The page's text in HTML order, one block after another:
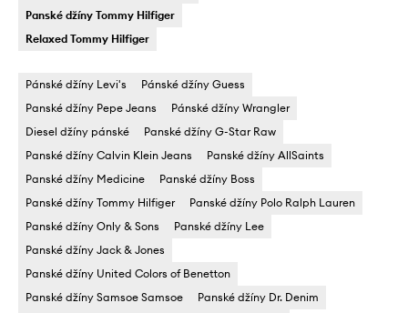
Panské džíny Tommy Hilfiger
Relaxed Tommy Hilfiger
Pánské džíny Levi's
Pánské džíny Guess
Panské džíny Pepe Jeans
Pánské džíny Wrangler
Diesel džíny pánské
Panské džíny G-Star Raw
Panské džíny Calvin Klein Jeans
Panské džíny AllSaints
Panské džíny Medicine
Panské džíny Boss
Panské džíny Tommy Hilfiger
Panské džíny Polo Ralph Lauren
Panské džíny Only & Sons
Panské džíny Lee
Panské džíny Jack & Jones
Panské džíny United Colors of Benetton
Panské džíny Samsoe Samsoe
Panské džíny Dr. Denim